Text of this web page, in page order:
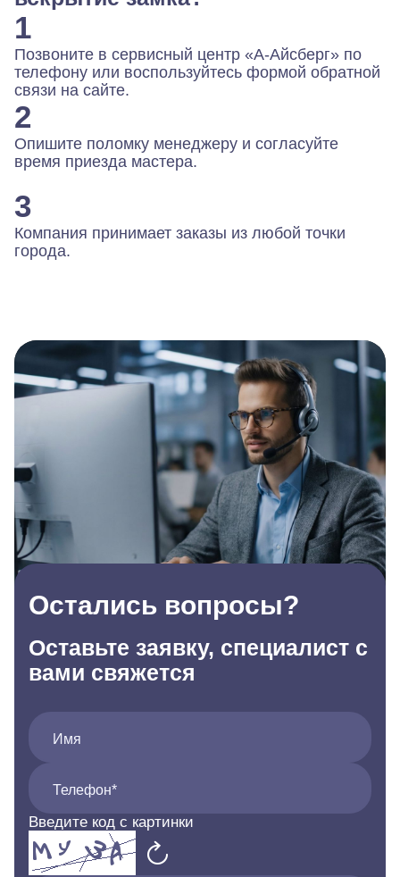
1
Позвоните в сервисный центр «А-Айсберг» по
телефону или воспользуйтесь формой обратной
связи на сайте.
2
Опишите поломку менеджеру и согласуйте
время приезда мастера.
3
Компания принимает заказы из любой точки
города.
Остались вопросы?
Оставьте заявку, специалист с
вами свяжется
Имя
Телефон*
Введите код с картинки